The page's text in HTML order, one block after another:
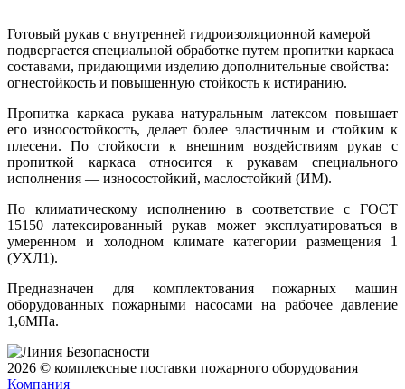
Готовый рукав с внутренней гидроизоляционной камерой
подвергается специальной обработке путем пропитки каркаса
составами, придающими изделию дополнительные свойства:
огнестойкость и повышенную стойкость к истиранию.
Пропитка каркаса рукава натуральным латексом повышает
его износостойкость, делает более эластичным и стойким к
плесени. По стойкости к внешним воздействиям рукав с
пропиткой каркаса относится к рукавам специального
исполнения — износостойкий, маслостойкий (ИМ).
По климатическому исполнению в соответствие с ГОСТ
15150 латексированный рукав может эксплуатироваться в
умеренном и холодном климате категории размещения 1
(УХЛ1).
Предназначен для комплектования пожарных машин
оборудованных пожарными насосами на рабочее давление
1,6МПа.
2026 © комплексные поставки пожарного оборудования
Компания